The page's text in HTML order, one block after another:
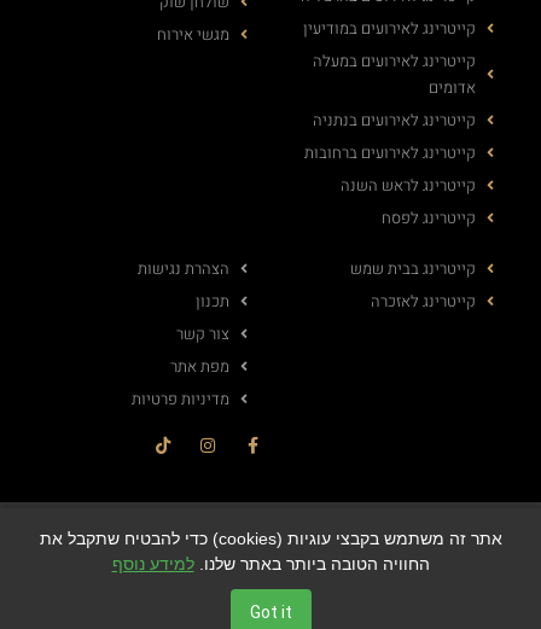
קייטרינג לאירועים במודיעין
קייטרינג לאירועים במעלה
אדומים
קייטרינג לאירועים בנתניה
קייטרינג לאירועים ברחובות
קייטרינג לראש השנה
קייטרינג לפסח
מגשי אירוח
קייטרינג בבית שמש
קייטרינג לאזכרה
הצהרת נגישות
תכנון
צור קשר
מפת אתר
מדיניות פרטיות
© All rights reserved
אתר זה משתמש בקבצי עוגיות (cookies) כדי להבטיח שתקבל את
החוויה הטובה ביותר באתר שלנו.למידע נוסף
Got it